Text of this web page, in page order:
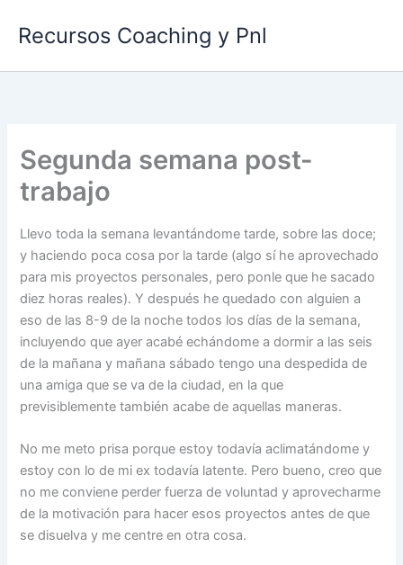
Recursos Coaching y Pnl
Segunda semana post-
trabajo
Llevo toda la semana levantándome tarde, sobre las doce;
y haciendo poca cosa por la tarde (algo sí he aprovechado
para mis proyectos personales, pero ponle que he sacado
diez horas reales). Y después he quedado con alguien a
eso de las 8-9 de la noche todos los días de la semana,
incluyendo que ayer acabé echándome a dormir a las seis
de la mañana y mañana sábado tengo una despedida de
una amiga que se va de la ciudad, en la que
previsiblemente también acabe de aquellas maneras.
No me meto prisa porque estoy todavía aclimatándome y
estoy con lo de mi ex todavía latente. Pero bueno, creo que
no me conviene perder fuerza de voluntad y aprovecharme
de la motivación para hacer esos proyectos antes de que
se disuelva y me centre en otra cosa.